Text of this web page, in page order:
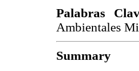
Palabras
Ambientales
Summary